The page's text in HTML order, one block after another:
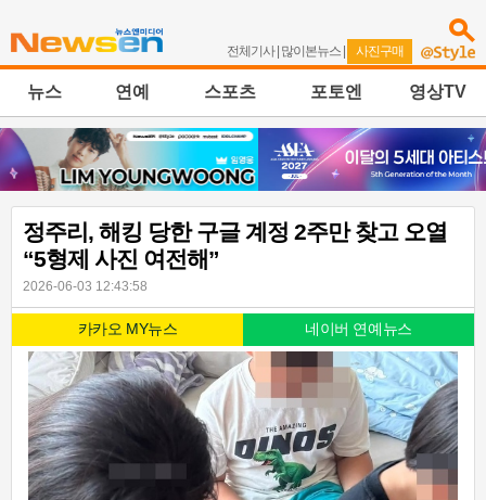
전체기사| 많이본뉴스 | 사진구매
뉴스 연예 스포츠 포토엔 영상TV
정주리, 해킹 당한 구글 계정 2주만 찾고 오열
“5형제 사진 여전해”
2026-06-03 12:43:58
카카오 MY뉴스 네이버 연예뉴스